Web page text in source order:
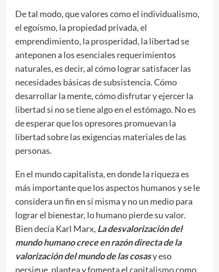
De tal modo, que valores como el individualismo,
el egoísmo, la propiedad privada, el
emprendimiento, la prosperidad, la libertad se
anteponen a los esenciales requerimientos
naturales, es decir, al cómo lograr satisfacer las
necesidades básicas de subsistencia. Cómo
desarrollar la mente, cómo disfrutar y ejercer la
libertad si no se tiene algo en el estómago. No es
de esperar que los opresores promuevan la
libertad sobre las exigencias materiales de las
personas.
En el mundo capitalista, en donde la riqueza es
más importante que los aspectos humanos y se le
considera un fin en sí misma y no un medio para
lograr el bienestar, lo humano pierde su valor.
Bien decía Karl Marx, La desvalorización del
mundo humano crece en razón directa de la
valorización del mundo de las cosasy eso
persigue, plantea y fomenta el capitalismo como